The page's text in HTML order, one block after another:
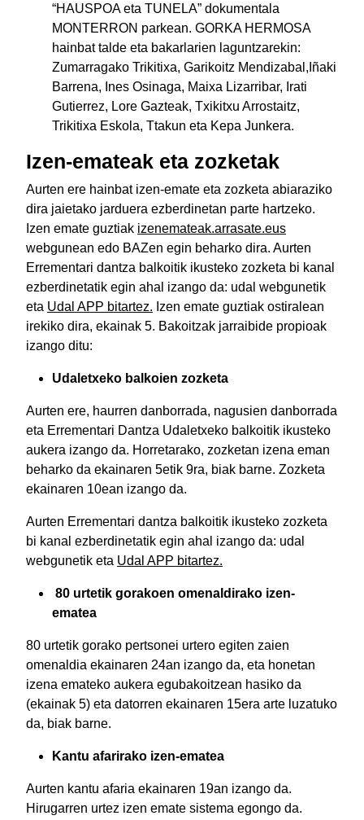
“HAUSPOA eta TUNELA” dokumentala
MONTERRON parkean. GORKA HERMOSA
hainbat talde eta bakarlarien laguntzarekin:
Zumarragako Trikitixa, Garikoitz Mendizabal,Iñaki
Barrena, Ines Osinaga, Maixa Lizarribar, Irati
Gutierrez, Lore Gazteak, Txikitxu Arrostaitz,
Trikitixa Eskola, Ttakun eta Kepa Junkera.
Izen-emateak eta zozketak
Aurten ere hainbat izen-emate eta zozketa abiaraziko
dira jaietako jarduera ezberdinetan parte hartzeko.
Izen emate guztiak izenemateak.arrasate.eus
webgunean edo BAZen egin beharko dira. Aurten
Errementari dantza balkoitik ikusteko zozketa bi kanal
ezberdinetatik egin ahal izango da: udal webgunetik
eta Udal APP bitartez. Izen emate guztiak ostiralean
irekiko dira, ekainak 5. Bakoitzak jarraibide propioak
izango ditu:
Udaletxeko balkoien zozketa
Aurten ere, haurren danborrada, nagusien danborrada
eta Errementari Dantza Udaletxeko balkoitik ikusteko
aukera izango da. Horretarako, zozketan izena eman
beharko da ekainaren 5etik 9ra, biak barne. Zozketa
ekainaren 10ean izango da.
Aurten Errementari dantza balkoitik ikusteko zozketa
bi kanal ezberdinetatik egin ahal izango da: udal
webgunetik eta Udal APP bitartez.
80 urtetik gorakoen omenaldirako izen-
ematea
80 urtetik gorako pertsonei urtero egiten zaien
omenaldia ekainaren 24an izango da, eta honetan
izena emateko aukera egubakoitzean hasiko da
(ekainak 5) eta datorren ekainaren 15era arte luzatuko
da, biak barne.
Kantu afarirako izen-ematea
Aurten kantu afaria ekainaren 19an izango da.
Hirugarren urtez izen emate sistema egongo da.